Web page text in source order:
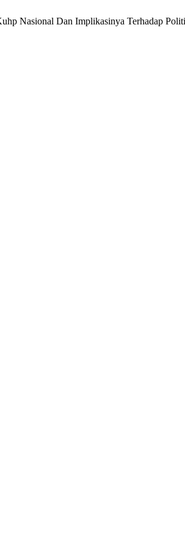
Nasional Dan Implikasinya Terhadap